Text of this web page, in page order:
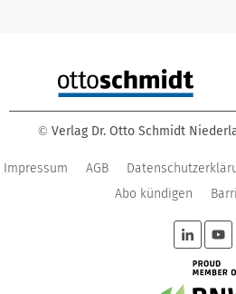
© Verlag Dr. Otto Schmidt
Impressum AGB
Abo kündigen